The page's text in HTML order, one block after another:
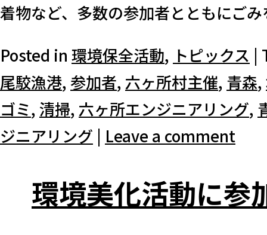
着物など、多数の参加者とともにご
Posted in 環境保全活動, トピックス |
尾駮漁港, 参加者, 六ヶ所村主催, 青森,
ゴミ, 清掃, 六ヶ所エンジニアリング,
ジニアリング | Leave a comment
環境美化活動に参